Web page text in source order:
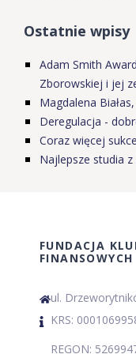
Ostatnie wpisy
Adam Smith
Zborowskiej i jej
Magdalena
Deregulacja -
Coraz więcej
Najlepsze studia
FUNDACJA
FINANSOWYCH
ul.
KRS:
REGON: